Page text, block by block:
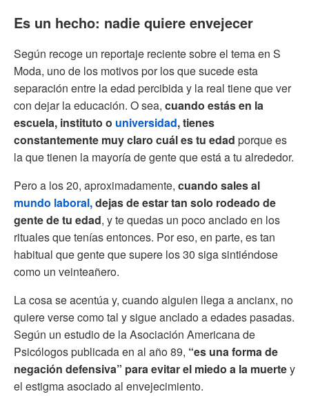
Es un hecho: nadie quiere envejecer
Según recoge un reportaje reciente sobre el tema en S
Moda, uno de los motivos por los que sucede esta
separación entre la edad percibida y la real tiene que ver
con dejar la educación. O sea, cuando estás en la
escuela, instituto o universidad, tienes
constantemente muy claro cuál es tu edad porque es
la que tienen la mayoría de gente que está a tu alrededor.
Pero a los 20, aproximadamente, cuando sales al
mundo laboral,dejas de estar tan solo rodeado de
gente de tu edad, y te quedas un poco anclado en los
rituales que tenías entonces. Por eso, en parte, es tan
habitual que gente que supere los 30 siga sintiéndose
como un veinteañero.
La cosa se acentúa y, cuando alguien llega a ancianx, no
quiere verse como tal y sigue anclado a edades pasadas.
Según un estudio de la Asociación Americana de
Psicólogos publicada en al año 89, “es una forma de
negación defensiva” para evitar el miedo a la muertey
el estigma asociado al envejecimiento.